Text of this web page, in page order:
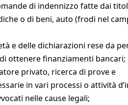
di indennizzo fatte dai
o di beni, auto (frodi nel
e delle dichiarazioni rese da
ottenere finanziamenti bancari;
privato, ricerca di prove e
in vari processi o attività
nelle cause legali;